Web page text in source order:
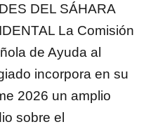
DEL SÁHARA
La Comisión
de Ayuda al
incorpora en su
2026 un amplio
sobre el